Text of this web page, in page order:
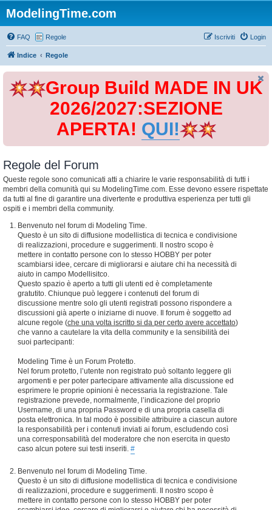
ModelingTime.com
FAQ Regole Login
Iscriviti
Indice Regole
Group Build MADE IN UK
2026/2027:SEZIONE
APERTA! QUI!
Regole del Forum
Queste regole sono comunicati atti a chiarire le varie responsabilità di tutti i
membri della comunità qui su ModelingTime.com. Esse devono essere rispettate
da tutti al fine di garantire una divertente e produttiva esperienza per tutti gli
ospiti e i membri della community.
Benvenuto nel forum di Modeling Time.
Questo è un sito di diffusione modellistica di tecnica e condivisione
di realizzazioni, procedure e suggerimenti. Il nostro scopo è
mettere in contatto persone con lo stesso HOBBY per poter
scambiarsi idee, cercare di migliorarsi e aiutare chi ha necessità di
aiuto in campo Modellisitco.
Questo spazio è aperto a tutti gli utenti ed è completamente
gratutito. Chiunque può leggere i contenuti del forum di
discussione mentre solo gli utenti registrati possono rispondere a
discussioni già aperte o iniziarne di nuove. Il forum è soggetto ad
alcune regole (che una volta iscritto si da per certo avere accettato)
che vanno a cautelare la vita della community e la sensibilità dei
suoi partecipanti:
Modeling Time è un Forum Protetto.
Nel forum protetto, l’utente non registrato può soltanto leggere gli
argomenti e per poter partecipare attivamente alla discussione ed
esprimere le proprie opinioni è necessaria la registrazione. Tale
registrazione prevede, normalmente, l’indicazione del proprio
Username, di una propria Password e di una propria casella di
posta elettronica. In tal modo è possibile attribuire a ciascun autore
la responsabilità per i contenuti inviati ai forum, escludendo così
una corresponsabilità del moderatore che non esercita in questo
caso alcun potere sui testi inseriti. #
Benvenuto nel forum di Modeling Time.
Questo è un sito di diffusione modellistica di tecnica e condivisione
di realizzazioni, procedure e suggerimenti. Il nostro scopo è
mettere in contatto persone con lo stesso HOBBY per poter